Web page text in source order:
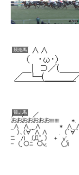
競走馬
競走馬